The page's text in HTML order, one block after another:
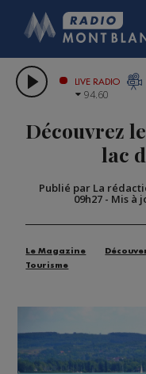
LES
GRAND
LIVE RADIO
94.60
Découvrez
lac
Publié par La
09h27 - Mis à
Le Magazine
Tourisme